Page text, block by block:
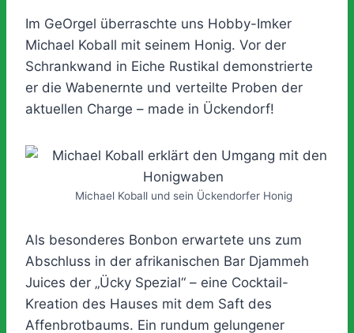
Im GeOrgel überraschte uns Hobby-Imker
Michael Koball mit seinem Honig. Vor der
Schrankwand in Eiche Rustikal demonstrierte
er die Wabenernte und verteilte Proben der
aktuellen Charge – made in Ückendorf!
Michael Koball und sein Ückendorfer Honig
Als besonderes Bonbon erwartete uns zum
Abschluss in der afrikanischen Bar Djammeh
Juices der „Ücky Spezial“ – eine Cocktail-
Kreation des Hauses mit dem Saft des
Affenbrotbaums. Ein rundum gelungener